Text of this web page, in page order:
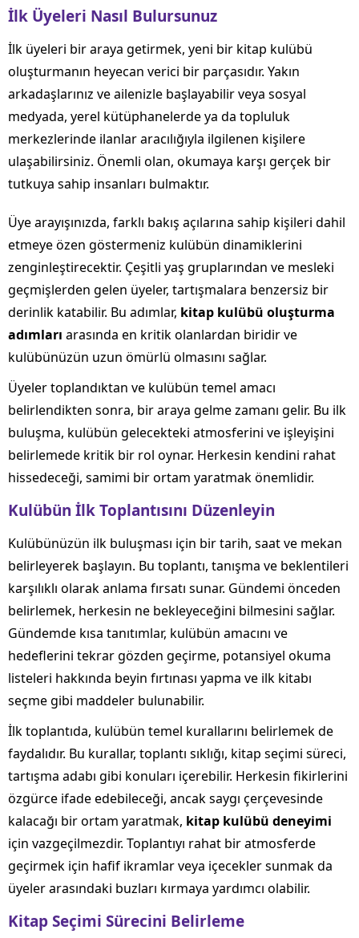
İlk Üyeleri Nasıl Bulursunuz
İlk üyeleri bir araya getirmek, yeni bir kitap kulübü
oluşturmanın heyecan verici bir parçasıdır. Yakın
arkadaşlarınız ve ailenizle başlayabilir veya sosyal
medyada, yerel kütüphanelerde ya da topluluk
merkezlerinde ilanlar aracılığıyla ilgilenen kişilere
ulaşabilirsiniz. Önemli olan, okumaya karşı gerçek bir
tutkuya sahip insanları bulmaktır.
Üye arayışınızda, farklı bakış açılarına sahip kişileri dahil
etmeye özen göstermeniz kulübün dinamiklerini
zenginleştirecektir. Çeşitli yaş gruplarından ve mesleki
geçmişlerden gelen üyeler, tartışmalara benzersiz bir
derinlik katabilir. Bu adımlar, kitap kulübü oluşturma
adımları arasında en kritik olanlardan biridir ve
kulübünüzün uzun ömürlü olmasını sağlar.
Üyeler toplandıktan ve kulübün temel amacı
belirlendikten sonra, bir araya gelme zamanı gelir. Bu ilk
buluşma, kulübün gelecekteki atmosferini ve işleyişini
belirlemede kritik bir rol oynar. Herkesin kendini rahat
hissedeceği, samimi bir ortam yaratmak önemlidir.
Kulübün İlk Toplantısını Düzenleyin
Kulübünüzün ilk buluşması için bir tarih, saat ve mekan
belirleyerek başlayın. Bu toplantı, tanışma ve beklentileri
karşılıklı olarak anlama fırsatı sunar. Gündemi önceden
belirlemek, herkesin ne bekleyeceğini bilmesini sağlar.
Gündemde kısa tanıtımlar, kulübün amacını ve
hedeflerini tekrar gözden geçirme, potansiyel okuma
listeleri hakkında beyin fırtınası yapma ve ilk kitabı
seçme gibi maddeler bulunabilir.
İlk toplantıda, kulübün temel kurallarını belirlemek de
faydalıdır. Bu kurallar, toplantı sıklığı, kitap seçimi süreci,
tartışma adabı gibi konuları içerebilir. Herkesin fikirlerini
özgürce ifade edebileceği, ancak saygı çerçevesinde
kalacağı bir ortam yaratmak, kitap kulübü deneyimi
için vazgeçilmezdir. Toplantıyı rahat bir atmosferde
geçirmek için hafif ikramlar veya içecekler sunmak da
üyeler arasındaki buzları kırmaya yardımcı olabilir.
Kitap Seçimi Sürecini Belirleme